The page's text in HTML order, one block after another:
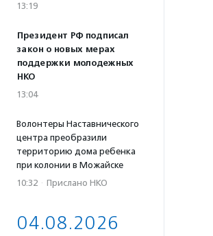
13:19
Президент РФ подписал
закон о новых мерах
поддержки молодежных
НКО
13:04
Волонтеры Наставнического
центра преобразили
территорию дома ребенка
при колонии в Можайске
10:32 · Прислано НКО
04.08.2026